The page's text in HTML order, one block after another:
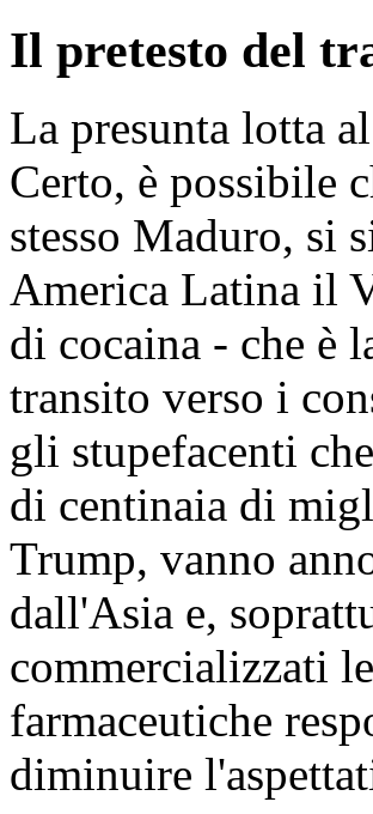
Il pretesto del
La presunta lotta
Certo, è possibile
stesso Maduro, si
America Latina il
di cocaina - che è
transito verso i
gli stupefacenti
di centinaia di
Trump, vanno
dall'Asia e,
commercializzati
farmaceutiche
diminuire